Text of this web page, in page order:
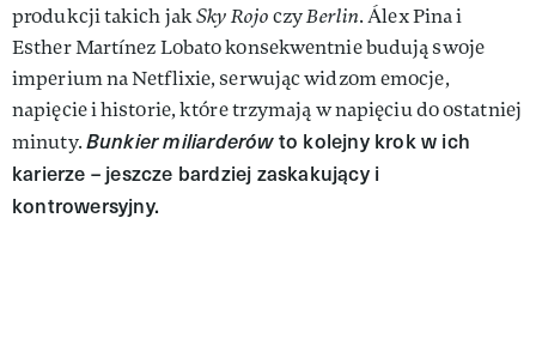
produkcji takich jakSky RojoczyBerlin. Álex Pina i
Esther Martínez Lobato konsekwentnie budują swoje
imperium na Netflixie, serwując widzom emocje,
napięcie i historie, które trzymają w napięciu do ostatniej
minuty.Bunkier miliarderówto kolejny krok w ich
karierze – jeszcze bardziej zaskakujący i
kontrowersyjny.